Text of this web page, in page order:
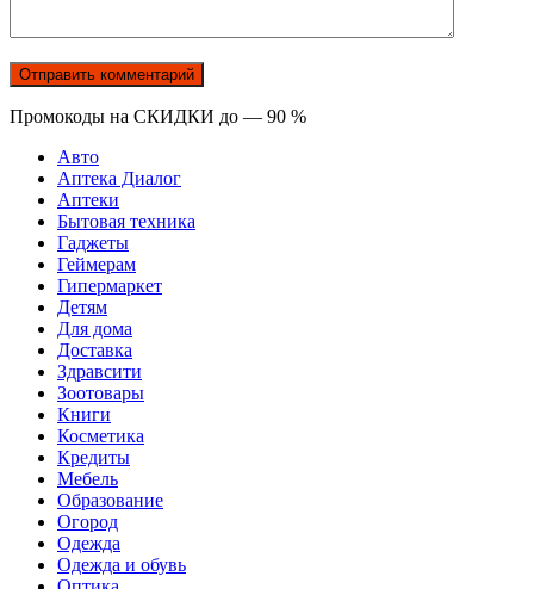
Промокоды на СКИДКИ до — 90 %
Авто
Аптека Диалог
Аптеки
Бытовая техника
Гаджеты
Геймерам
Гипермаркет
Детям
Для дома
Доставка
Здравсити
Зоотовары
Книги
Косметика
Кредиты
Мебель
Образование
Огород
Одежда
Одежда и обувь